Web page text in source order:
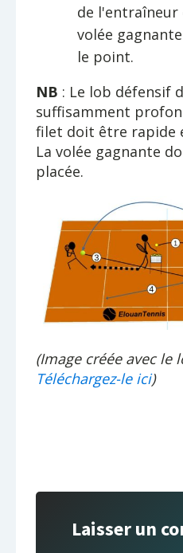
de
volée
le point.
NB : Le lob défensif
suffisamment
filet doit être rapide
La volée gagnante
placée.
(Image créée avec le
Téléchargez-le ici)
Laisser un